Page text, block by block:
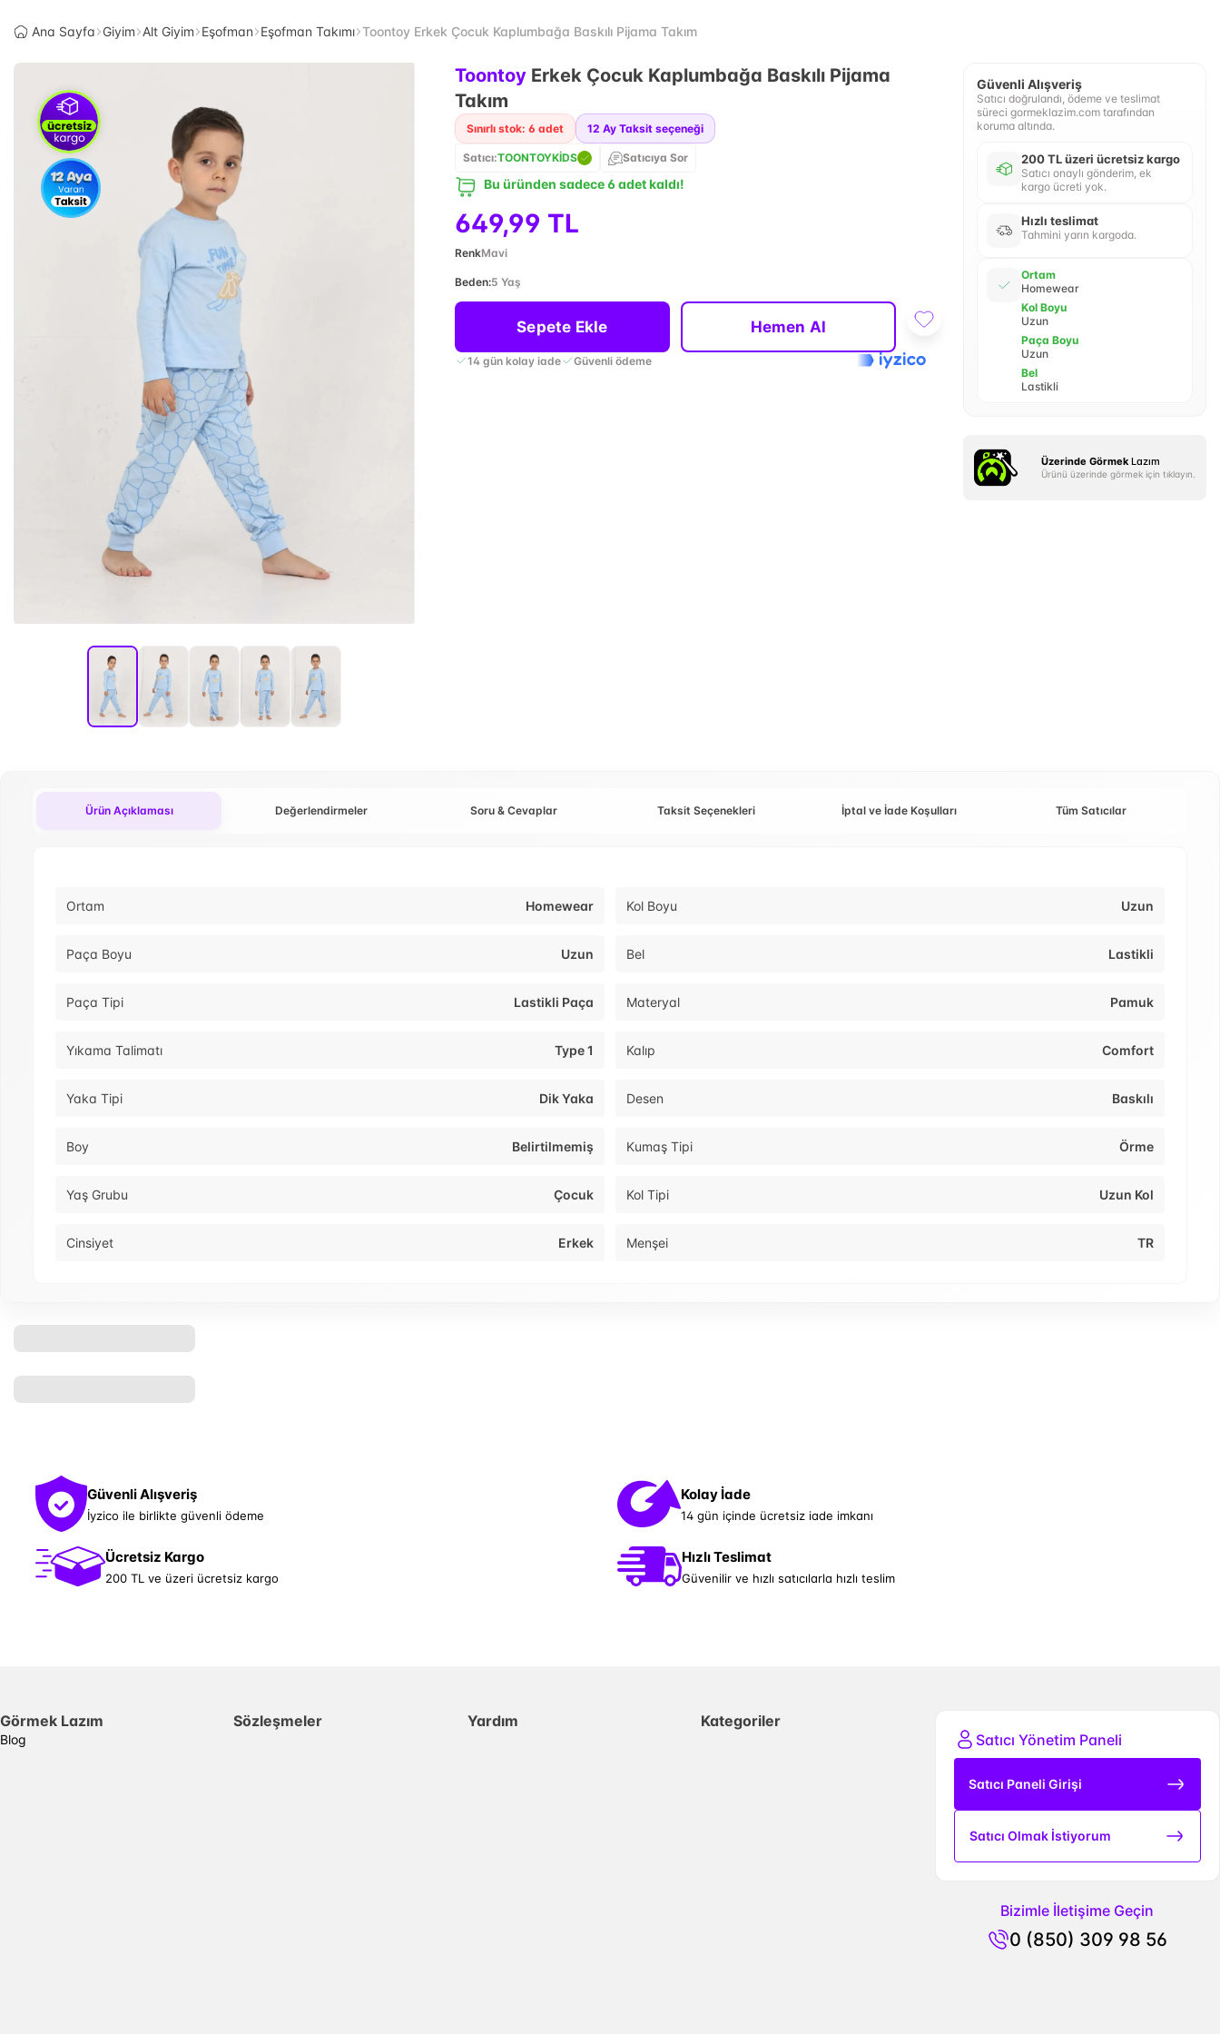
Ana Sayfa Giyim Alt Giyim Eşofman Eşofman Takımı Toontoy Erkek Çocuk Kaplumbağa Baskılı Pijama Takım
Toontoy Erkek Çocuk Kaplumbağa Baskılı Pijama
Takım
Sınırlı stok: 6 adet 12 Ay Taksit seçeneği
Satıcı:TOONTOYKİDS Satıcıya Sor
Bu üründen sadece 6 adet kaldı!
649,99 TL
RenkMavi
Beden:5 Yaş
Sepete Ekle Hemen Al
14 gün kolay iade Güvenli ödeme
Güvenli Alışveriş
Satıcı doğrulandı, ödeme ve teslimat
süreci gormeklazim.com tarafından
koruma altında.
200 TL üzeri ücretsiz kargo
Satıcı onaylı gönderim, ek
kargo ücreti yok.
Hızlı teslimat
Tahmini yarın kargoda.
Ortam
Homewear
Kol Boyu
Uzun
Paça Boyu
Uzun
Bel
Lastikli
Üzerinde Görmek Lazım
Ürünü üzerinde görmek için tıklayın.
Ürün Açıklaması Değerlendirmeler Soru & Cevaplar Taksit Seçenekleri İptal ve İade Koşulları Tüm Satıcılar
Ortam Homewear Kol Boyu Uzun
Paça Boyu Uzun Bel Lastikli
Paça Tipi Lastikli Paça Materyal Pamuk
Yıkama Talimatı Type 1 Kalıp Comfort
Yaka Tipi Dik Yaka Desen Baskılı
Boy Belirtilmemiş Kumaş Tipi Örme
Yaş Grubu Çocuk Kol Tipi Uzun Kol
Cinsiyet Erkek Menşei TR
Güvenli Alışveriş
İyzico ile birlikte güvenli ödeme
Kolay İade
14 gün içinde ücretsiz iade imkanı
Ücretsiz Kargo
200 TL ve üzeri ücretsiz kargo
Hızlı Teslimat
Güvenilir ve hızlı satıcılarla hızlı teslim
Görmek Lazım
Blog
Sözleşmeler Yardım
Kategoriler
Satıcı Yönetim Paneli
Satıcı Paneli Girişi
Satıcı Olmak İstiyorum
Bizimle İletişime Geçin
0 (850) 309 98 56